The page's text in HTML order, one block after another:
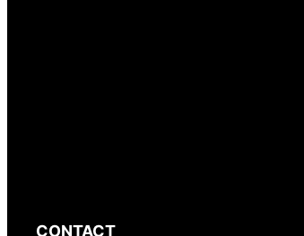
CONTACT